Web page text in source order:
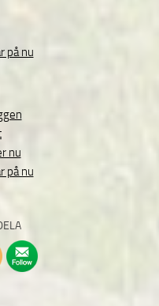
på nu
nu
på nu